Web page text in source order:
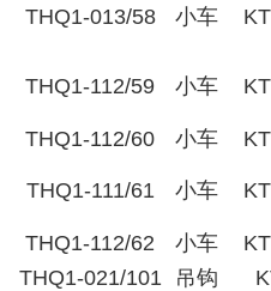
THQ1-013/58 小车
THQ1-112/59 小车
THQ1-112/60 小车
THQ1-111/61 小车
THQ1-112/62 小车
THQ1-021/101
吊钩